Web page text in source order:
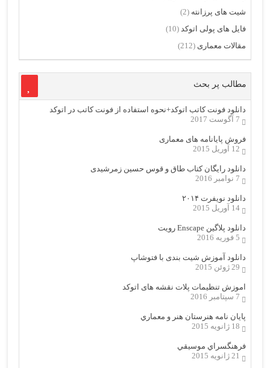
شیت های پرزانته (2)
فایل های پولی اتوکد (10)
مقالات معماری (212)
مطالب پر بحث
دانلود فونت کاتب اتوکد+نحوه استفاده از فونت کاتب در اتوکد
7 آگوست 2017
فروش پایانامه های معماری
12 آوریل 2015
دانلود رایگان کتاب طاق و قوس حسین زمرشیدی
7 نوامبر 2016
دانلود نویفرت ۲۰۱۴
14 آوریل 2015
دانلود پلاگین Enscape رویت
5 فوریه 2016
دانلود آموزش شیت بندی با فتوشاپ
29 ژوئن 2015
اموزش تنظیمات پلات نقشه های اتوکد
7 سپتامبر 2016
پایان نامه هنرستان هنر و معماري
18 ژانویه 2015
فرهنگسراي موسيقي
21 ژانویه 2015